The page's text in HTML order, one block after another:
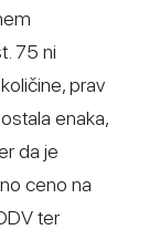
75 ni
prav
enaka,
da je
ceno na
ter